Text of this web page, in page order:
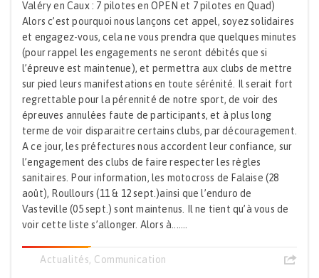
Valéry en Caux : 7 pilotes en OPEN et 7 pilotes en Quad)
Alors c’est pourquoi nous lançons cet appel, soyez solidaires
et engagez-vous, cela ne vous prendra que quelques minutes
(pour rappel les engagements ne seront débités que si
l’épreuve est maintenue), et permettra aux clubs de mettre
sur pied leurs manifestations en toute sérénité. Il serait fort
regrettable pour la pérennité de notre sport, de voir des
épreuves annulées faute de participants, et à plus long
terme de voir disparaitre certains clubs, par découragement.
A ce jour, les préfectures nous accordent leur confiance, sur
l’engagement des clubs de faire respecter les règles
sanitaires. Pour information, les motocross de Falaise (28
août), Roullours (11 & 12 sept.)ainsi que l’enduro de
Vasteville (05 sept.) sont maintenus. Il ne tient qu’à vous de
voir cette liste s’allonger. Alors à.......
Actualités Communication